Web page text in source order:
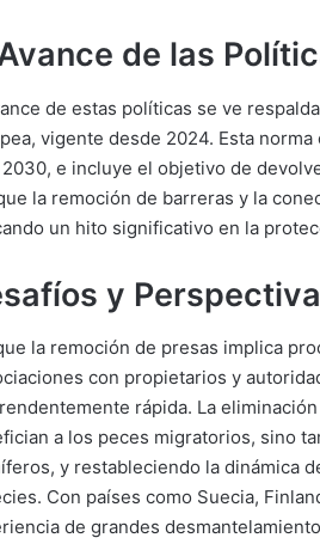
de las
de estas políticas se ve
vigente desde 2024. Esta
2030, e incluye el objetivo de
la remoción de barreras y la
un hito significativo en la
y
la remoción de presas implica
con propietarios y
rápida. La
a los peces migratorios, sino
y restableciendo la dinámica
Con países como Suecia,
de grandes